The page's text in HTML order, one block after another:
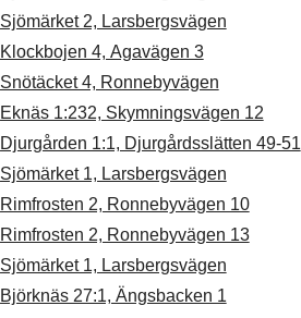
Sjömärket 2, Larsbergsvägen
Klockbojen 4, Agavägen 3
Snötäcket 4, Ronnebyvägen
Eknäs 1:232, Skymningsvägen 12
Djurgården 1:1, Djurgårdsslätten 49-51
Sjömärket 1, Larsbergsvägen
Rimfrosten 2, Ronnebyvägen 10
Rimfrosten 2, Ronnebyvägen 13
Sjömärket 1, Larsbergsvägen
Björknäs 27:1, Ängsbacken 1